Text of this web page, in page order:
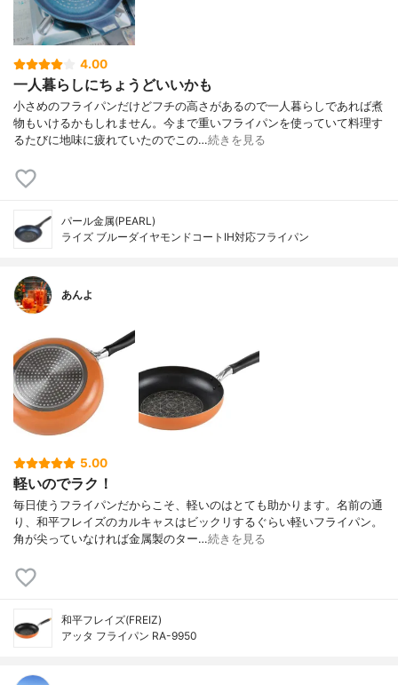
4.00
一人暮らしにちょうどいいかも
小さめのフライパンだけどフチの高さがあるので一人暮らしであれば煮
物もいけるかもしれません。今まで重いフライパンを使っていて料理す
るたびに地味に疲れていたのでこの…続きを見る
パール金属(PEARL)
ライズ ブルーダイヤモンドコートIH対応フライパン
あんよ
5.00
軽いのでラク！
毎日使うフライパンだからこそ、軽いのはとても助かります。名前の通
り、和平フレイズのカルキャスはビックリするぐらい軽いフライパン。
角が尖っていなければ金属製のター…続きを見る
和平フレイズ(FREIZ)
アッタ フライパン RA-9950